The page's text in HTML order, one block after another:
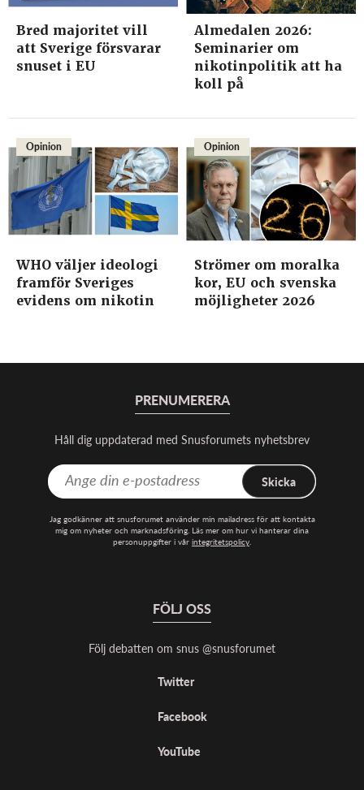
Bred majoritet vill
att Sverige försvarar
snuset i EU
Almedalen 2026:
Seminarier om
nikotinpolitik att ha
koll på
Opinion
WHO väljer ideologi
framför Sveriges
evidens om nikotin
Opinion
Strömer om moralka
kor, EU och svenska
möjligheter 2026
PRENUMERERA
Håll dig uppdaterad med Snusforumets nyhetsbrev
Skicka
Jag godkänner att snusforumet använder min mailadress för att kontakta
mig om nyheter och marknadsföring. Läs mer om hur vi hanterar dina
personuppgifter i vår integritetspolicy.
FÖLJ OSS
Följ debatten om snus @snusforumet
Twitter
Facebook
YouTube